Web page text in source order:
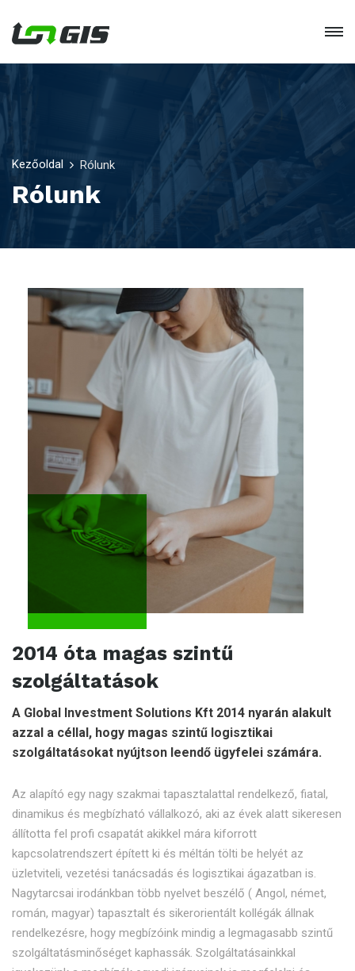
Kezőoldal Rólunk
Rólunk
2014 óta magas szintű
szolgáltatások
A Global Investment Solutions Kft 2014 nyarán alakult
azzal a céllal, hogy magas szintű logisztikai
szolgáltatásokat nyújtson leendő ügyfelei számára.
Az alapító egy nagy szakmai tapasztalattal rendelkező, fiatal,
dinamikus és megbízható vállalkozó, aki az évek alatt sikeresen
állította fel profi csapatát akikkel mára kiforrott
kapcsolatrendszert épített ki és méltán tölti be helyét az
üzletviteli, vezetési tanácsadás és logisztikai ágazatban is.
Nagytarcsai irodánkban több nyelvet beszélő ( Angol, német,
román, magyar) tapasztalt és sikerorientált kollégák állnak
rendelkezésre, hogy megbízóink mindig a legmagasabb szintű
szolgáltatásminőséget kaphassák. Szolgáltatásainkkal